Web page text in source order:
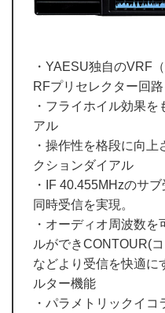
・YAESU独自のVRF
RFプリセレクター回路
・フライホイル効果
アル
・操作性を格段に向
クションダイアル
・IF 40.455MHzのサ
同時受信を実現。
・オーディオ周波数
ルができCONTOUR(
などより受信を快適に
ルター機能
・パラメトリックイ